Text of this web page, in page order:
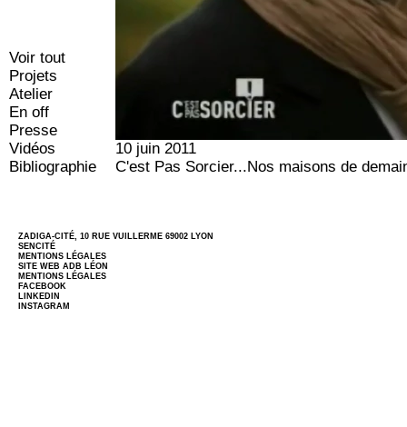
Voir tout
Projets
Atelier
En off
Presse
Vidéos
Bibliographie
10 juin 2011
C'est Pas Sorcier...Nos maisons de
ZADIGA-CITÉ, 10 RUE VUILLERME 69002 LYON
SENCITÉ
MENTIONS LÉGALES
SITE WEBADB LÉON
MENTIONS LÉGALES
FACEBOOK
LINKEDIN
INSTAGRAM